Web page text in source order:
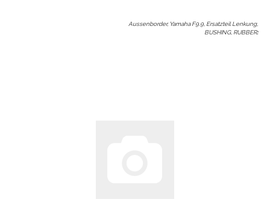
Aussenborder, Yamaha F9.9, Ersatzteil Lenkung,
BUSHING, RUBBER: